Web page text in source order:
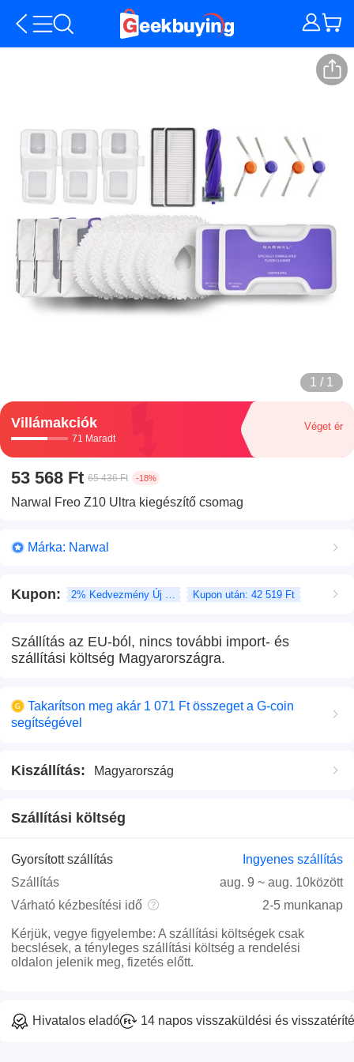
1 / 1
Villámakciók
71 Maradt
Véget ér
53 568 Ft 65 436 Ft -18%
Narwal Freo Z10 Ultra kiegészítő csomag
Márka: Narwal
Kupon: Kupon után: 42 519 Ft
Szállítás az EU-ból, nincs további import- és
szállítási költség Magyarországra.
Takarítson meg akár 1 071 Ft összeget a G-coin
segítségével
Kiszállítás: Magyarország
Szállítási költség
Gyorsított szállítás
Ingyenes szállítás
Szállítás
aug. 9 ~ aug. 10között
Várható kézbesítési idő
2-5 munkanap
Kérjük, vegye figyelembe:A szállítási költségek csak
becslések, a tényleges szállítási költség a rendelési
oldalon jelenik meg, fizetés előtt.
Hivatalos eladó 14 napos visszaküldési és